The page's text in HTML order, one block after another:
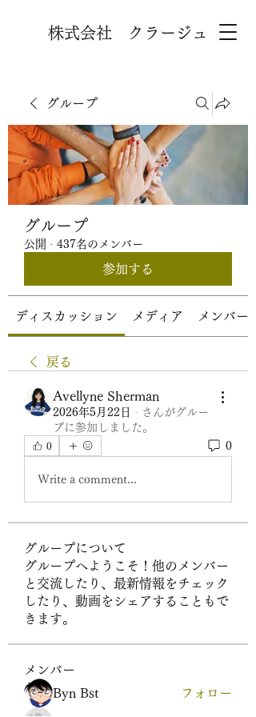
株式会社 クラージュ
グループ
グループ
公開 · 437名のメンバー
参加する
ディスカッション メディア メンバー
戻る
Avellyne Sherman
2026年5月22日 · さんがグルー
プに参加しました。
0 0
Write a comment...
グループについて
グループへようこそ！他のメンバー
と交流したり、最新情報をチェック
したり、動画をシェアすることもで
きます。
メンバー
Byn Bst
フォロー